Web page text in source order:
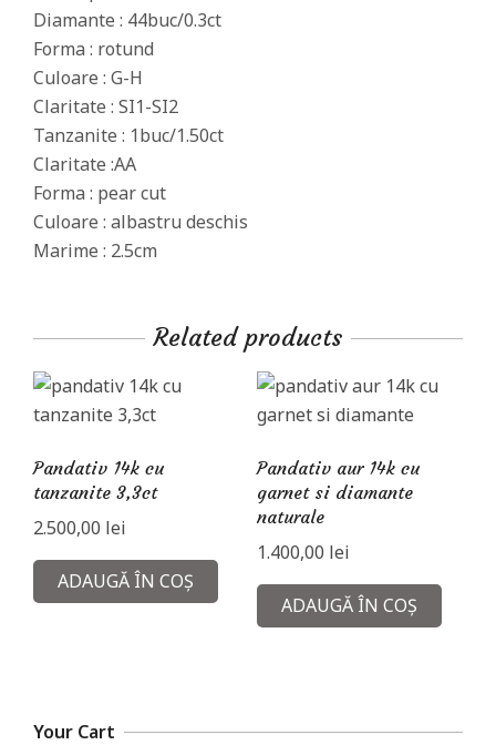
Diamante : 44buc/0.3ct
Forma : rotund
Culoare : G-H
Claritate : SI1-SI2
Tanzanite : 1buc/1.50ct
Claritate :AA
Forma : pear cut
Culoare : albastru deschis
Marime : 2.5cm
Related products
Pandativ 14k cu
tanzanite 3,3ct
2.500,00 lei
ADAUGĂ ÎN COȘ
Pandativ aur 14k cu
garnet si diamante
naturale
1.400,00 lei
ADAUGĂ ÎN COȘ
Your Cart